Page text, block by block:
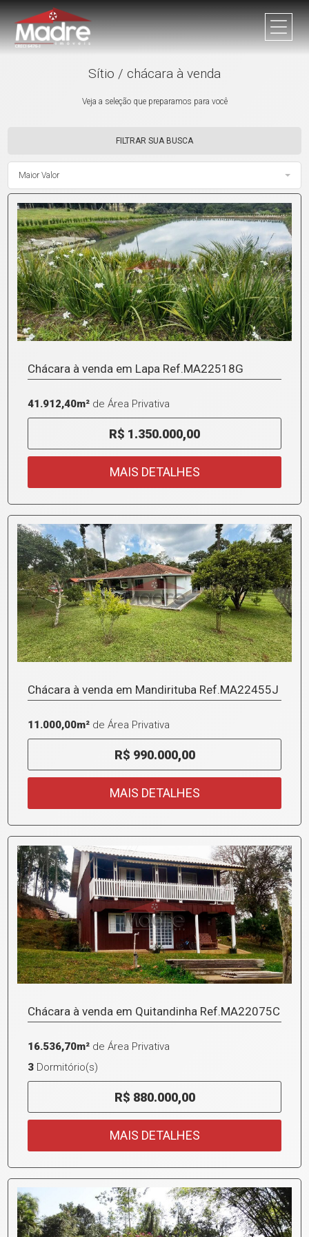
Sítio / chácara à venda
Veja a seleção que preparamos para você
FILTRAR SUA BUSCA
Maior Valor
Chácara à venda em Lapa Ref.MA22518G
41.912,40m²de Área Privativa
R$ 1.350.000,00
MAIS DETALHES
Chácara à venda em Mandirituba Ref.MA22455J
11.000,00m²de Área Privativa
R$ 990.000,00
MAIS DETALHES
Chácara à venda em Quitandinha Ref.MA22075C
16.536,70m²de Área Privativa
3Dormitório(s)
R$ 880.000,00
MAIS DETALHES